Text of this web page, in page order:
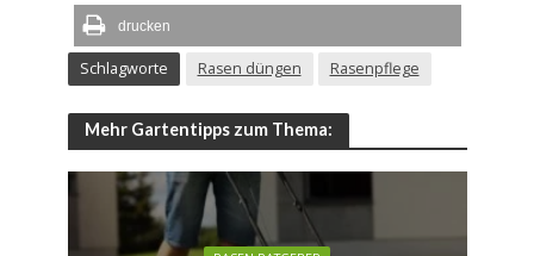
drucken
Schlagworte Rasen düngen Rasenpflege
Mehr Gartentipps zum Thema: